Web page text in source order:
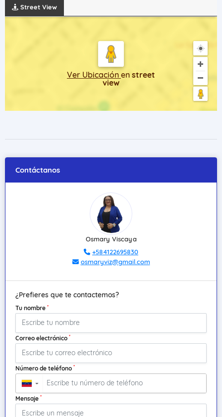
Street View
Ver Ubicación en street
view
Contáctanos
Osmary Viscaya
+584122695830
osmaryviz@gmail.com
¿Prefieres que te contactemos?
Tu nombre *
Correo electrónico *
Número de teléfono *
▼
Mensaje *